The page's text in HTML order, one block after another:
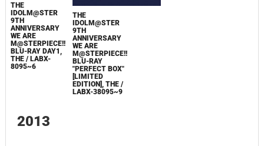
THE
IDOLM@STER
9TH
ANNIVERSARY
WE ARE
M@STERPIECE!!
BLU-RAY DAY1,
THE / LABX-
8095~6
THE
IDOLM@STER
9TH
ANNIVERSARY
WE ARE
M@STERPIECE!!
BLU-RAY
"PERFECT BOX"
[LIMITED
EDITION], THE /
LABX-38095~9
2013